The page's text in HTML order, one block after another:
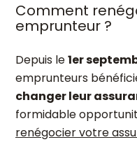
Comment
emprunteur ?
Depuis le1er
emprunteurs
changer leur
formidable
renégocier votre